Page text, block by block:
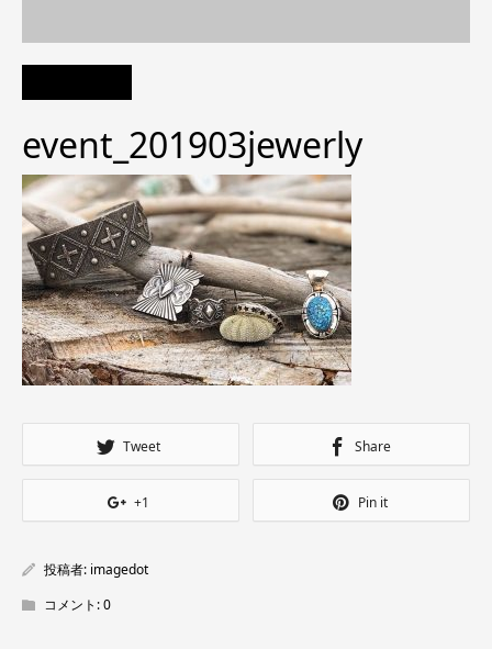
event_201903jewerly
Tweet Share
+1 Pin it
投稿者: imagedot
コメント:0